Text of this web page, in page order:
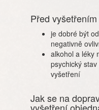
Před vyšetřením
je dobré být
negativně
alkohol a léky
psychický
vyšetření
Jak se na